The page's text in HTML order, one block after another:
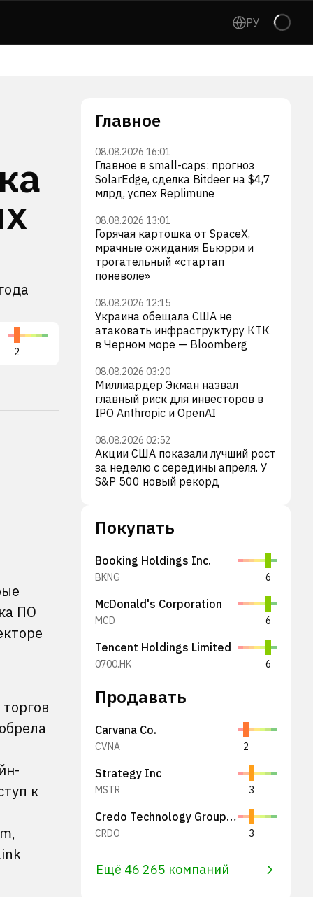
РУ
2
BitMine Immersion Technologies Inc
BMNR 3
ПО
к
Главное
08.08.2026 16:01
Главное в small-caps: прогноз
SolarEdge, сделка Bitdeer на $4,7
млрд, успех Replimune
08.08.2026 13:01
Горячая картошка от SpaceX,
мрачные ожидания Бьюрри и
трогательный «стартап
поневоле»
08.08.2026 12:15
Украина обещала США не
атаковать инфраструктуру КТК
в Черном море — Bloomberg
08.08.2026 03:20
Миллиардер Экман назвал
главный риск для инвесторов в
IPO Anthropic и OpenAI
08.08.2026 02:52
Акции США показали лучший рост
за неделю с середины апреля. У
S&P 500 новый рекорд
Покупать
Booking Holdings Inc.
BKNG 6
McDonald's Corporation
MCD 6
Tencent Holdings Limited
0700.HK 6
Продавать
Carvana Co.
CVNA 2
Strategy Inc
MSTR 3
Credo Technology Group Holding Ltd
CRDO 3
Ещё 46 265 компаний